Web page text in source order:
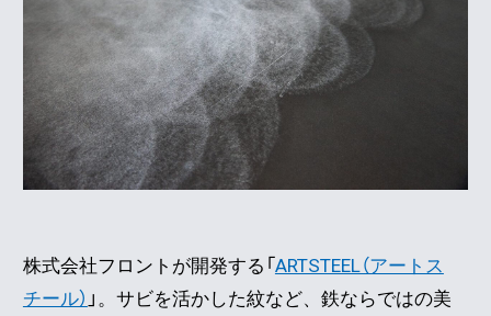
株式会社フロントが開発する「 ARTSTEEL（アートス
チール） 」。サビを活かした紋など、鉄ならではの美